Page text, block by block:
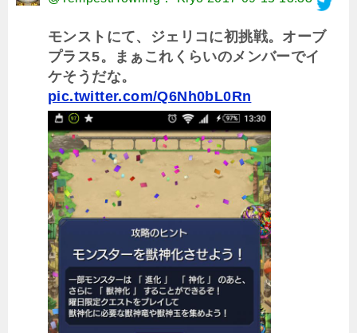
モンストにて、ジェリコに初挑戦。オーブ
プラス5。まぁこれくらいのメンバーでイ
ケそうだな。
pic.twitter.com/Q6Nh0bL0Rn